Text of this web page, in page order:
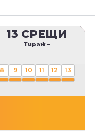
13 СРЕЩИ
Тираж –
8 9 10 11 12 13